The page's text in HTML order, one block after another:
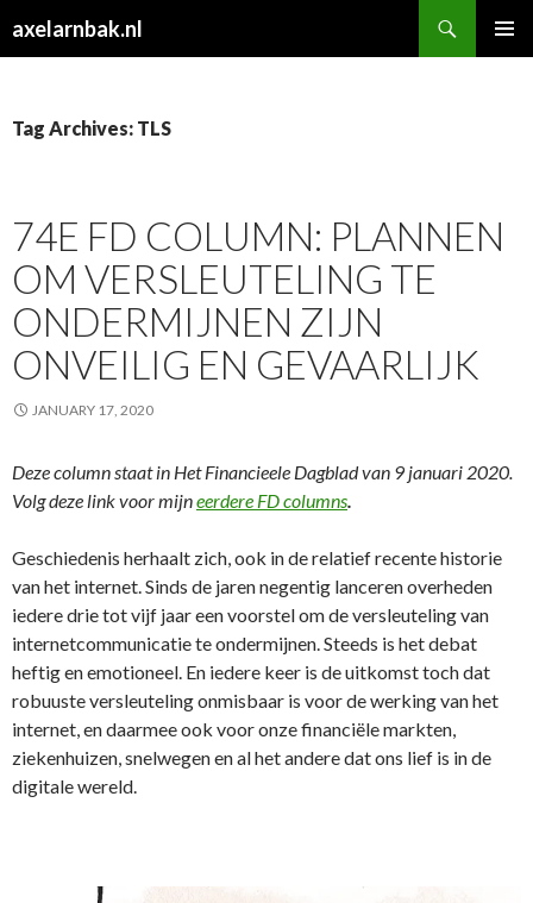
axelarnbak.nl
Tag Archives: TLS
74E FD COLUMN: PLANNEN
OM VERSLEUTELING TE
ONDERMIJNEN ZIJN
ONVEILIG EN GEVAARLIJK
JANUARY 17, 2020
Deze column staat in Het Financieele Dagblad van 9 januari 2020.
Volg deze link voor mijneerdere FD columns.
Geschiedenis herhaalt zich, ook in de relatief recente historie
van het internet. Sinds de jaren negentig lanceren overheden
iedere drie tot vijf jaar een voorstel om de versleuteling van
internetcommunicatie te ondermijnen. Steeds is het debat
heftig en emotioneel. En iedere keer is de uitkomst toch dat
robuuste versleuteling onmisbaar is voor de werking van het
internet, en daarmee ook voor onze financiële markten,
ziekenhuizen, snelwegen en al het andere dat ons lief is in de
digitale wereld.